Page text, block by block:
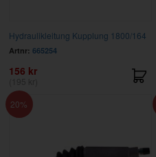
Hydraulikleitung Kupplung 1800/164
Artnr: 665254
156 kr
20